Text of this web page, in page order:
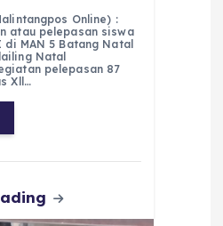
el
e
g
r
m
e
ss
e
er
m
ai
l
h
a
re
Online) :
atau pelepasan siswa
MAN 5 Batang Natal
Natal
pelepasan 87
Xll…